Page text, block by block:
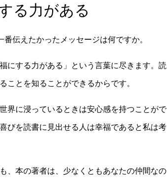
る力がある
伝えたかったメッセージは何ですか。
にする力がある」という言葉に尽きます。読
ことを知ることができるからです。
界に浸っているときは安心感を持つことがで
びを読書に見出せる人は幸福であると私は考
、本の著者は、少なくともあなたの仲間なの